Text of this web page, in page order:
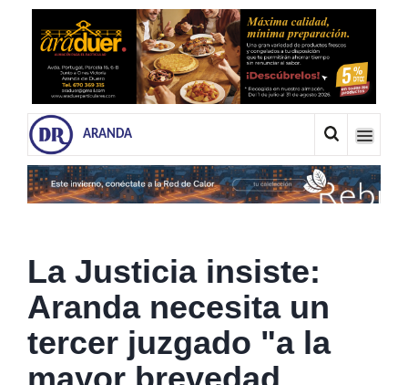
ARANDA
La Justicia insiste:
Aranda necesita un
tercer juzgado "a la